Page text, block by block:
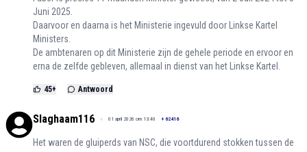
Juni 2025.
Daarvoor en daarna is het Ministerie ingevuld door Linkse Kartel
Ministers.
De ambtenaren op dit Ministerie zijn de gehele periode en ervoor en
erna de zelfde gebleven, allemaal in dienst van het Linkse Kartel.
45+ Antwoord
Slaghaam116 01 april 2026 om 13:40 + 62416
Het waren de gluiperds van NSC, die voortdurend stokken tussen de